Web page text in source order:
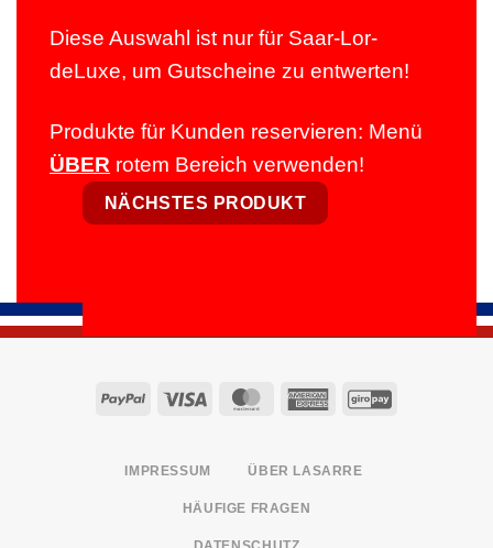
Diese Auswahl ist nur für Saar-Lor-
deLuxe, um Gutscheine zu entwerten!
Produkte für Kunden reservieren: Menü
ÜBER rotem Bereich verwenden!
NÄCHSTES PRODUKT
PayPal Visa MasterCardAmericanGiroPay
IMPRESSUM ÜBER LASARRE
HÄUFIGE FRAGEN